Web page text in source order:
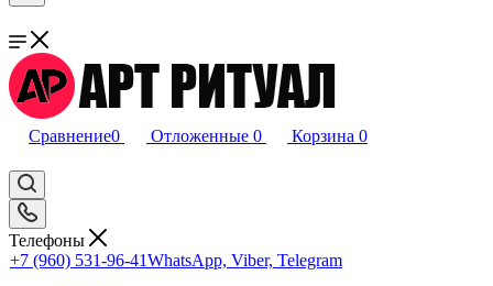
Сравнение0 Отложенные 0 Корзина 0
Телефоны
+7 (960) 531-96-41WhatsApp, Viber, Telegram